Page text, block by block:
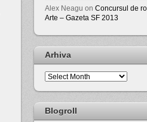
Alex Neagu on Concursul de
Arte – Gazeta SF 2013
Arhiva
Arhiva
Blogroll